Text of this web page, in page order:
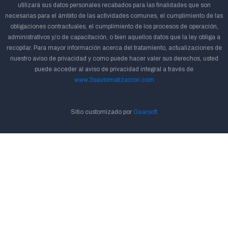
utilizará sus datos personales recabados para las finalidades que son
necesarias para el ámbito de las actividades comunes, el cumplimiento de las
obligaciones contractuales, el cumplimiento de los procesos de operación,
administrativos y/o de capacitación, o bien aquellos datos que la ley obliga a
recopilar. Para mayor información acerca del tratamiento, actualizaciones de
nuestro aviso de privacidad y como puede hacer valer sus derechos, usted
puede acceder al aviso de privacidad integral a través de
www.3sautomatizacion.com
Sitio customizado por Gearsoft